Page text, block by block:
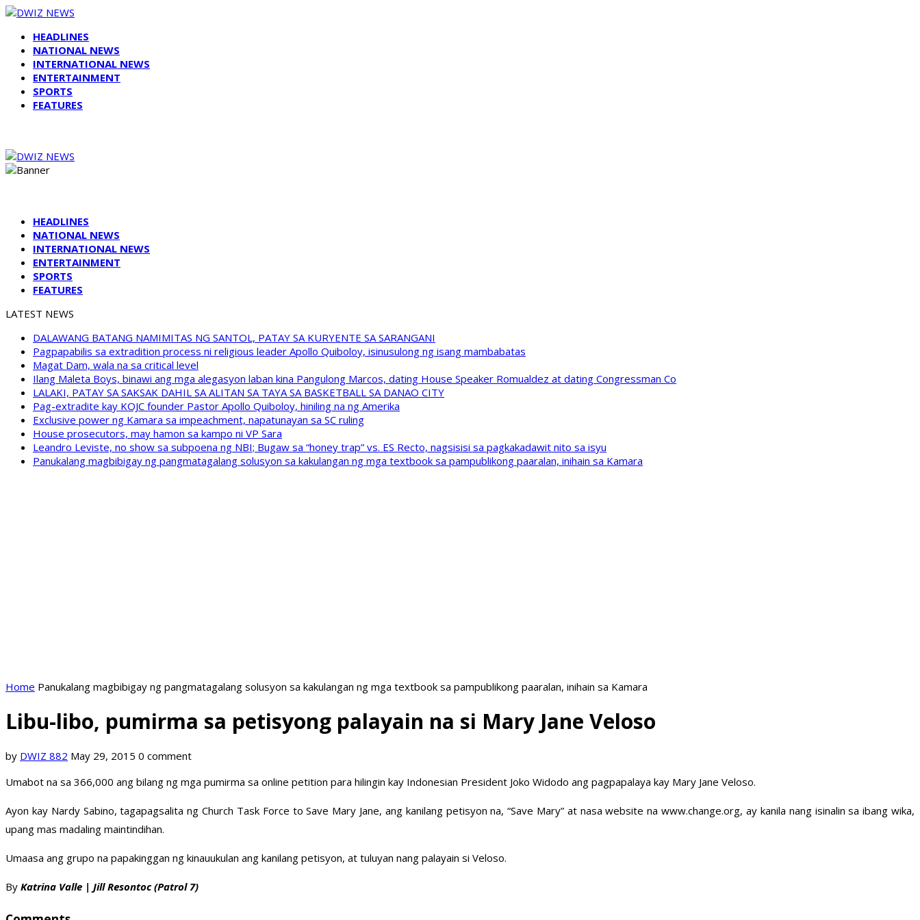
HEADLINES
NATIONAL NEWS
INTERNATIONAL NEWS
ENTERTAINMENT
SPORTS
FEATURES
HEADLINES
NATIONAL NEWS
INTERNATIONAL NEWS
ENTERTAINMENT
SPORTS
FEATURES
LATEST NEWS
DALAWANG BATANG NAMIMITAS NG SANTOL, PATAY SA KURYENTE SA SARANGANI
Pagpapabilis sa extradition process ni religious leader Apollo Quiboloy, isinusulong ng isang mambabatas
Magat Dam, wala na sa critical level
Ilang Maleta Boys, binawi ang mga alegasyon laban kina Pangulong Marcos, dating House Speaker Romualdez at dating Congressman Co
LALAKI, PATAY SA SAKSAK DAHIL SA ALITAN SA TAYA SA BASKETBALL SA DANAO CITY
Pag-extradite kay KOJC founder Pastor Apollo Quiboloy, hiniling na ng Amerika
Exclusive power ng Kamara sa impeachment, napatunayan sa SC ruling
House prosecutors, may hamon sa kampo ni VP Sara
Leandro Leviste, no show sa subpoena ng NBI; Bugaw sa “honey trap” vs. ES Recto, nagsisisi sa pagkakadawit nito sa isyu
Panukalang magbibigay ng pangmatagalang solusyon sa kakulangan ng mga textbook sa pampublikong paaralan, inihain sa Kamara
Home Panukalang magbibigay ng pangmatagalang solusyon sa kakulangan ng mga textbook sa pampublikong paaralan, inihain sa Kamara
Libu-libo, pumirma sa petisyong palayain na si Mary Jane Veloso
by DWIZ 882 May 29, 2015 0 comment
Umabot na sa 366,000 ang bilang ng mga pumirma sa online petition para hilingin kay Indonesian President Joko Widodo ang pagpapalaya kay Mary Jane Veloso.
Ayon kay Nardy Sabino, tagapagsalita ng Church Task Force to Save Mary Jane, ang kanilang petisyon na, “Save Mary” at nasa website na www.change.org, ay kanila nang isinalin sa ibang wika,
upang mas madaling maintindihan.
Umaasa ang grupo na papakinggan ng kinauukulan ang kanilang petisyon, at tuluyan nang palayain si Veloso.
By Katrina Valle | Jill Resontoc (Patrol 7)